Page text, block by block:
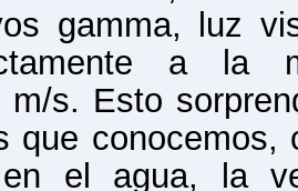
gamma, luz
a la
m/s. Esto
que
el agua, la